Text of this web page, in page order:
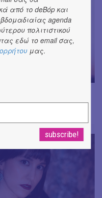
II" και η μαγεία του
από το deBόp και
agenda
πολιτιστικού
εδώ το email σας,
μας.